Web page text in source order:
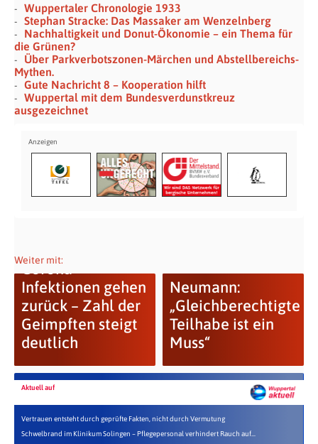
Wuppertaler Chronologie 1933
Stephan Stracke: Das Massaker am Wenzelnberg
Nachhaltigkeit und Donut-Ökonomie – ein Thema für
die Grünen?
Über Parkverbotszonen-Märchen und Abstellbereichs-
Mythen.
Gute Nachricht 8 – Kooperation hilft
Wuppertal mit dem Bundesverdunstkreuz
ausgezeichnet
Weiter mit:
Corona-
Infektionen gehen
zurück – Zahl der
Geimpften steigt
deutlich
Neumann:
„Gleichberechtigte
Teilhabe ist ein
Muss“
Aktuell auf
Vertrauen entsteht durch geprüfte Fakten, nicht durch Vermutung
Schwelbrand im Klinikum Solingen – Pflegepersonal verhindert Rauch auf...